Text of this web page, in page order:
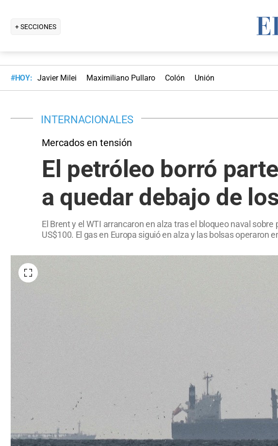
+ SECCIONES
#HOY: Javier Milei Maximiliano Pullaro Colón Unión
INTERNACIONALES
Mercados en tensión
El petróleo borró
a quedar debajo de
El Brent y el WTI arrancaron en alza tras el bloqueo naval
US$100. El gas en Europa siguió en alza y las bolsas operaron